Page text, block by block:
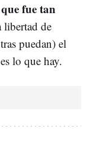
fue tan
libertad de
puedan) el
lo que hay.